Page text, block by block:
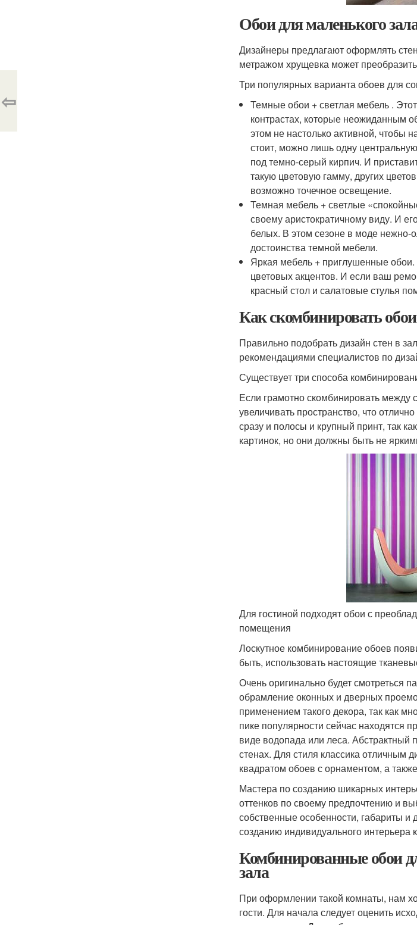
Обои для маленького
Дизайнеры предлагают оформлять
метражом хрущевка может
Три популярных варианта обоев для
Темные обои + светлая мебель .
контрастах, которые неожиданным
этом не настолько активной, чтобы
стоит, можно лишь одну
под темно-серый кирпич. И
такую цветовую гамму, других
возможно точечное освещение.
Темная мебель + светлые
своему аристократичному виду. И
белых. В этом сезоне в моде нежно-
достоинства темной мебели.
Яркая мебель + приглушенные
цветовых акцентов. И если ваш
красный стол и салатовые стулья
Как скомбинировать
Правильно подобрать дизайн стен в
рекомендациями специалистов по
Существует три способа
Если грамотно скомбинировать между
увеличивать пространство, что
сразу и полосы и крупный принт, так
картинок, но они должны быть не
Для гостиной подходят обои с
помещения
Лоскутное комбинирование обоев
быть, использовать настоящие
Очень оригинально будет смотреться
обрамление оконных и дверных
применением такого декора, так как
пике популярности сейчас
виде водопада или леса. Абстрактный
стенах. Для стиля классика отличным
квадратом обоев с орнаментом, а
Мастера по созданию шикарных
оттенков по своему предпочтению и
собственные особенности, габариты
созданию индивидуального интерьера
Комбинированные обои
зала
При оформлении такой комнаты, нам
гости. Для начала следует оценить
⇦